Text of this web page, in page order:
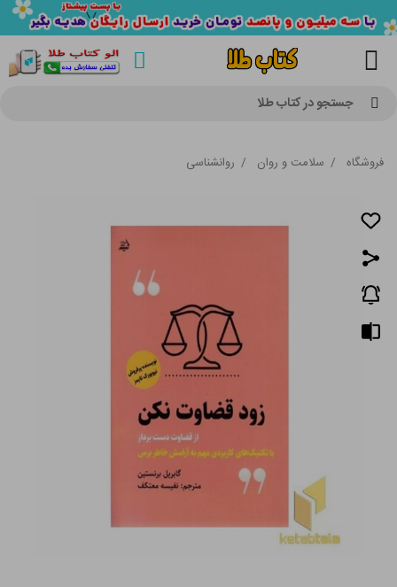
جستجو در کتاب طلا
فروشگاه / سلامت و روان / روانشناسی